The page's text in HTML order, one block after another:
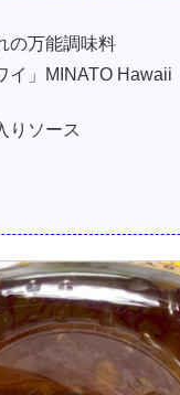
の万能調味料
イ」MINATO Hawaii
りソース